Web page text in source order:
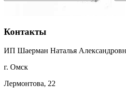
Контакты
ИП Шаерман Наталья
г. Омск
Лермонтова, 22